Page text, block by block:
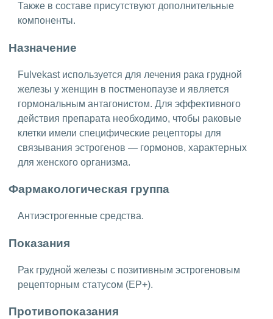
Также в составе присутствуют дополнительные
компоненты.
Назначение
Fulvekast используется для лечения рака грудной
железы у женщин в постменопаузе и является
гормональным антагонистом. Для эффективного
действия препарата необходимо, чтобы раковые
клетки имели специфические рецепторы для
связывания эстрогенов — гормонов, характерных
для женского организма.
Фармакологическая группа
Антиэстрогенные средства.
Показания
Рак грудной железы с позитивным эстрогеновым
рецепторным статусом (ЕР+).
Противопоказания